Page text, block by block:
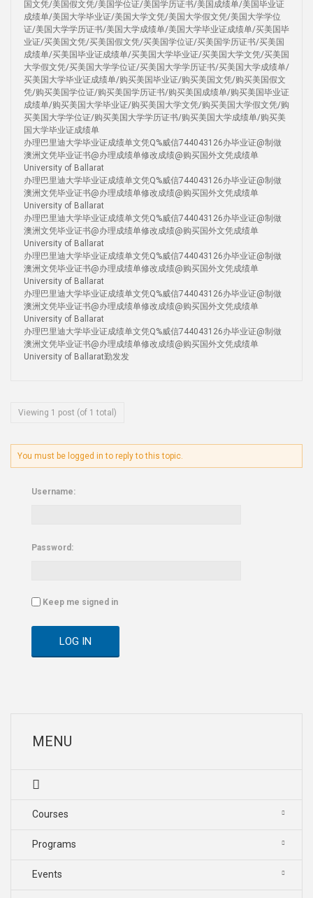
国文凭/美国假文凭/美国学位证/美国学历证书/美国成绩单/美国毕业证
成绩单/美国大学毕业证/美国大学文凭/美国大学假文凭/美国大学学位
证/美国大学学历证书/美国大学成绩单/美国大学毕业证成绩单/买美国毕
业证/买美国文凭/买美国假文凭/买美国学位证/买美国学历证书/买美国
成绩单/买美国毕业证成绩单/买美国大学毕业证/买美国大学文凭/买美国
大学假文凭/买美国大学学位证/买美国大学学历证书/买美国大学成绩单/
买美国大学毕业证成绩单/购买美国毕业证/购买美国文凭/购买美国假文
凭/购买美国学位证/购买美国学历证书/购买美国成绩单/购买美国毕业证
成绩单/购买美国大学毕业证/购买美国大学文凭/购买美国大学假文凭/购
买美国大学学位证/购买美国大学学历证书/购买美国大学成绩单/购买美
国大学毕业证成绩单
办理巴里迪大学毕业证成绩单文凭Q%威信744043126办毕业证@制做
澳洲文凭毕业证书@办理成绩单修改成绩@购买国外文凭成绩单
University of Ballarat
办理巴里迪大学毕业证成绩单文凭Q%威信744043126办毕业证@制做
澳洲文凭毕业证书@办理成绩单修改成绩@购买国外文凭成绩单
University of Ballarat
办理巴里迪大学毕业证成绩单文凭Q%威信744043126办毕业证@制做
澳洲文凭毕业证书@办理成绩单修改成绩@购买国外文凭成绩单
University of Ballarat
办理巴里迪大学毕业证成绩单文凭Q%威信744043126办毕业证@制做
澳洲文凭毕业证书@办理成绩单修改成绩@购买国外文凭成绩单
University of Ballarat
办理巴里迪大学毕业证成绩单文凭Q%威信744043126办毕业证@制做
澳洲文凭毕业证书@办理成绩单修改成绩@购买国外文凭成绩单
University of Ballarat
办理巴里迪大学毕业证成绩单文凭Q%威信744043126办毕业证@制做
澳洲文凭毕业证书@办理成绩单修改成绩@购买国外文凭成绩单
University of Ballarat勤发发
Viewing 1 post (of 1 total)
You must be logged in to reply to this topic.
Username:
Password:
Keep me signed in
LOG IN
MENU
Courses
Programs
Events